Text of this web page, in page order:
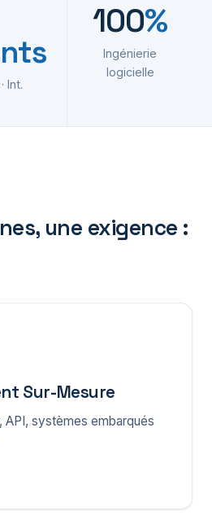
Int.
100%
Ingénierie
logicielle
une exigence :
Sur-Mesure
API, systèmes embarqués